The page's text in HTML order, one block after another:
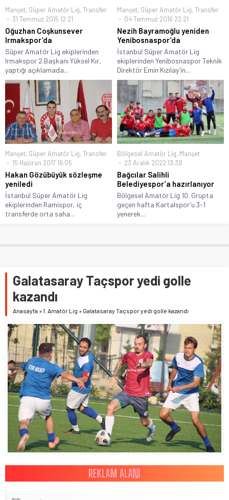
Manşet, Süper Amatör Lig, Transfer
31 Temmuz 2015 12:21
Oğuzhan Coşkunsever
Irmakspor’da
Süper Amatör Lig ekiplerinden
Irmakspor 2.Başkanı Yüksel Kır,
yaptığı açıklamada...
Manşet, Süper Amatör Lig, Transfer
04 Temmuz 2016 22:21
Nezih Bayramoğlu yeniden
Yenibosnaspor’da
İstanbul Süper Amatör Lig
ekiplerinden Yenibosnaspor Teknik
Direktör Emin Kızılay’in...
Manşet, Süper Amatör Lig, Transfer
15 Haziran 2017 16:05
Hakan Gözübüyük sözleşme
yeniledi
İstanbul Süper Amatör Lig
ekiplerinden Ramispor, iç
transferde orta saha...
Bölgesel Amatör Lig, Manşet
23 Aralık 2022 13:39
Bağcılar Salihli
Belediyespor’a hazırlanıyor
Bölgesel Amatör Lig 10. Grupta
geçen hafta Kartalspor’u 3-1
yenerek...
Galatasaray Taçspor yedi golle
kazandı
Anasayfa »1. Amatör Lig » Galatasaray Taçspor yedi golle kazandı